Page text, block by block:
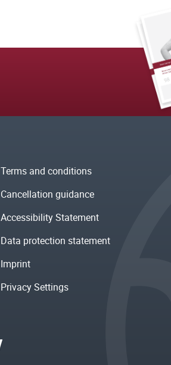
Terms and conditions
Cancellation guidance
Accessibility Statement
Data protection statement
Imprint
Privacy Settings